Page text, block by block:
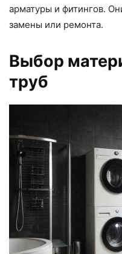
арматуры и фитингов.
замены или ремонта.
Выбор
труб